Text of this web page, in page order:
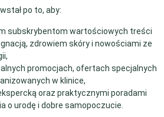
po to, aby:
subskrybentom wartościowych treści
zdrowiem skóry i nowościami ze
promocjach, ofertach specjalnych
w klinice,
oraz praktycznymi poradami
o urodę i dobre samopoczucie.